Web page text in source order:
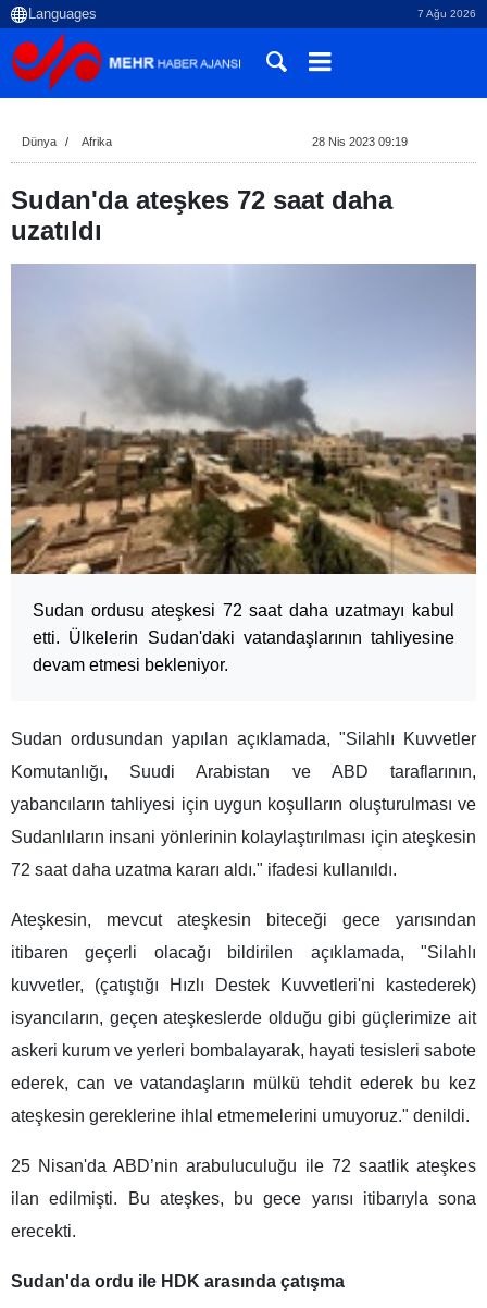
7 Ağu 2026
Dünya Afrika 28 Nis 2023 09:19
Sudan'da ateşkes 72 saat daha
uzatıldı
Sudan ordusu ateşkesi 72 saat daha uzatmayı kabul
etti. Ülkelerin Sudan'daki vatandaşlarının tahliyesine
devam etmesi bekleniyor.
Sudan ordusundan yapılan açıklamada, "Silahlı Kuvvetler
Komutanlığı, Suudi Arabistan ve ABD taraflarının,
yabancıların tahliyesi için uygun koşulların oluşturulması ve
Sudanlıların insani yönlerinin kolaylaştırılması için ateşkesin
72 saat daha uzatma kararı aldı." ifadesi kullanıldı.
Ateşkesin, mevcut ateşkesin biteceği gece yarısından
itibaren geçerli olacağı bildirilen açıklamada, "Silahlı
kuvvetler, (çatıştığı Hızlı Destek Kuvvetleri'ni kastederek)
isyancıların, geçen ateşkeslerde olduğu gibi güçlerimize ait
askeri kurum ve yerleri bombalayarak, hayati tesisleri sabote
ederek, can ve vatandaşların mülkü tehdit ederek bu kez
ateşkesin gereklerine ihlal etmemelerini umuyoruz." denildi.
25 Nisan'da ABD’nin arabuluculuğu ile 72 saatlik ateşkes
ilan edilmişti. Bu ateşkes, bu gece yarısı itibarıyla sona
erecekti.
Sudan'da ordu ile HDK arasında çatışma